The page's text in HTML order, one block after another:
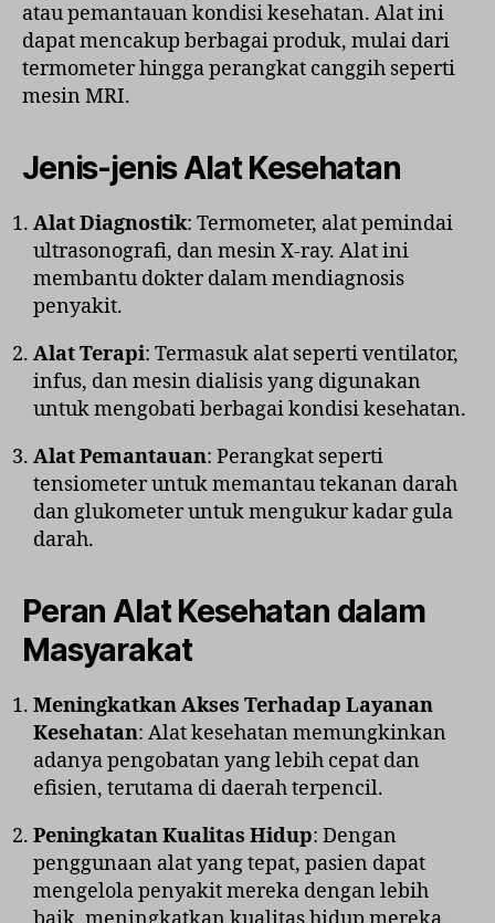
atau pemantauan kondisi kesehatan. Alat ini
dapat mencakup berbagai produk, mulai dari
termometer hingga perangkat canggih seperti
mesin MRI.
Jenis-jenis Alat Kesehatan
Alat Diagnostik: Termometer, alat pemindai
ultrasonografi, dan mesin X-ray. Alat ini
membantu dokter dalam mendiagnosis
penyakit.
Alat Terapi: Termasuk alat seperti ventilator,
infus, dan mesin dialisis yang digunakan
untuk mengobati berbagai kondisi kesehatan.
Alat Pemantauan: Perangkat seperti
tensiometer untuk memantau tekanan darah
dan glukometer untuk mengukur kadar gula
darah.
Peran Alat Kesehatan dalam
Masyarakat
Meningkatkan Akses Terhadap Layanan
Kesehatan: Alat kesehatan memungkinkan
adanya pengobatan yang lebih cepat dan
efisien, terutama di daerah terpencil.
Peningkatan Kualitas Hidup: Dengan
penggunaan alat yang tepat, pasien dapat
mengelola penyakit mereka dengan lebih